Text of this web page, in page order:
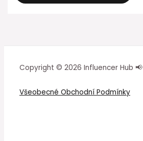
Copyright © 2026 Influencer Hub 📢
Všeobecné Obchodní Podmínky